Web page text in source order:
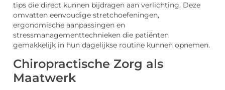
tips die direct kunnen bijdragen aan verlichting. Deze
omvatten eenvoudige stretchoefeningen,
ergonomische aanpassingen en
stressmanagementtechnieken die patiënten
gemakkelijk in hun dagelijkse routine kunnen opnemen.
Chiropractische Zorg als
Maatwerk